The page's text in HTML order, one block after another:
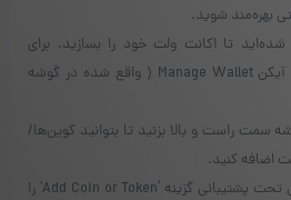
بهره‌مند شوید.
شده‌اید تا اکانت ولت خود را بسازید. برای
فعال‌سازی دیگر توکن‌ها بر روی آیکن Manage Wallet ( واقع شده در گوشه
سمت راست و بالا بزنید تا بتوانید کوین‌ها/
اضافه کنید.
۱۶. جهت فعال‌سازی دیگر ارزهای تحت پشتیبانی گزینه ‘Add Coin or Token’ را